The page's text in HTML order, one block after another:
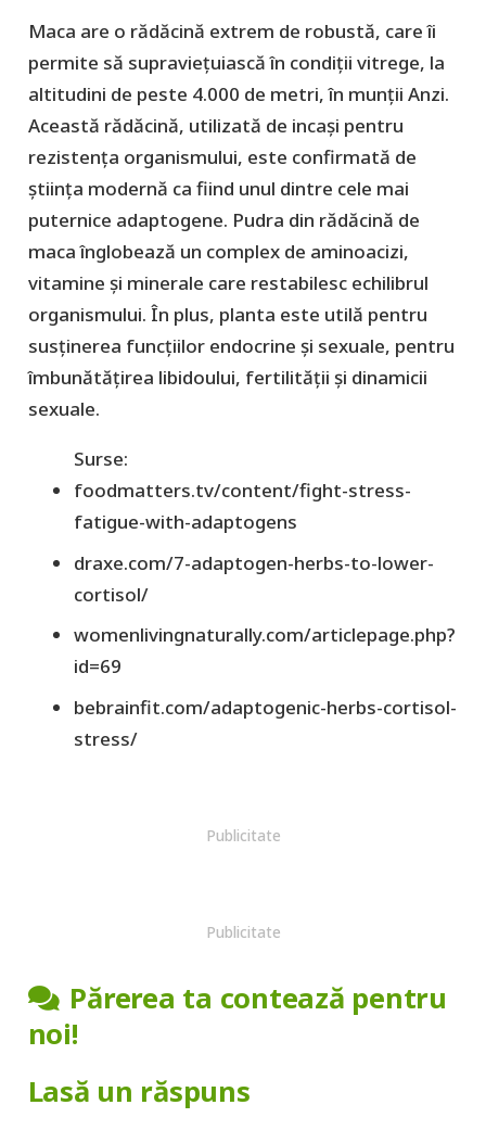
Maca are o rădăcină extrem de robustă, care îi
permite să supraviețuiască în condiții vitrege, la
altitudini de peste 4.000 de metri, în munții Anzi.
Această rădăcină, utilizată de incași pentru
rezistența organismului, este confirmată de
știința modernă ca fiind unul dintre cele mai
puternice adaptogene. Pudra din rădăcină de
maca înglobează un complex de aminoacizi,
vitamine și minerale care restabilesc echilibrul
organismului. În plus, planta este utilă pentru
susținerea funcțiilor endocrine și sexuale, pentru
îmbunătățirea libidoului, fertilității și dinamicii
sexuale.
Surse:
foodmatters.tv/content/fight-stress-
fatigue-with-adaptogens
draxe.com/7-adaptogen-herbs-to-lower-
cortisol/
womenlivingnaturally.com/articlepage.php?
id=69
bebrainfit.com/adaptogenic-herbs-cortisol-
stress/
Publicitate
Publicitate
Părerea ta contează pentru
noi!
Lasă un răspuns